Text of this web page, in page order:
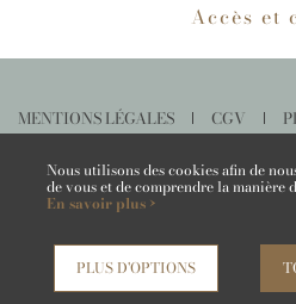
Nous utilisons des cookies afin de
de vous et de comprendre la manière
En savoir plus ›
PLUS D'OPTIONS
Accès et
MENTIONS LÉGALES CGV
PRENDRE RENDEZ-VOUS AVEC UN
ANNULER MA COMMANDE
webdesign > creation
rendez-vous en ligne, gestion stock,